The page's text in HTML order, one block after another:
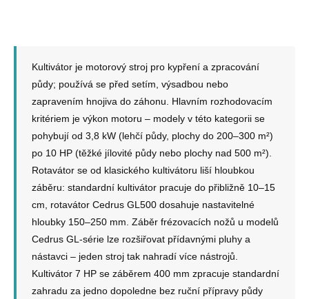
c
í
p
v
k
y
v
ý
p
i
s
u
Kultivátor je motorový stroj pro kypření a zpracování
půdy; používá se před setím, výsadbou nebo
zapravením hnojiva do záhonu. Hlavním rozhodovacím
kritériem je výkon motoru – modely v této kategorii se
pohybují od 3,8 kW (lehčí půdy, plochy do 200–300 m²)
po 10 HP (těžké jílovité půdy nebo plochy nad 500 m²).
Rotavátor se od klasického kultivátoru liší hloubkou
záběru: standardní kultivátor pracuje do přibližně 10–15
cm, rotavátor Cedrus GL500 dosahuje nastavitelné
hloubky 150–250 mm. Záběr frézovacích nožů u modelů
Cedrus GL-série lze rozšiřovat přídavnými pluhy a
nástavci – jeden stroj tak nahradí více nástrojů.
Kultivátor 7 HP se záběrem 400 mm zpracuje standardní
zahradu za jedno dopoledne bez ruční přípravy půdy